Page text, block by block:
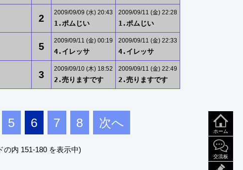
ホーム
交流板
2
2009/09/09 (水) 20:43
1.ポムじい
2009/09/11 (金) 22:28
1.ポムじい
5
2009/09/11 (金) 00:19
4.イレッサ
2009/09/11 (金) 22:33
4.イレッサ
3
2009/09/10 (木) 18:52
2.売りますです
2009/09/11 (金) 22:49
2.売りますです
5 6 7 8 次へ
の内 151-180 を表示中)